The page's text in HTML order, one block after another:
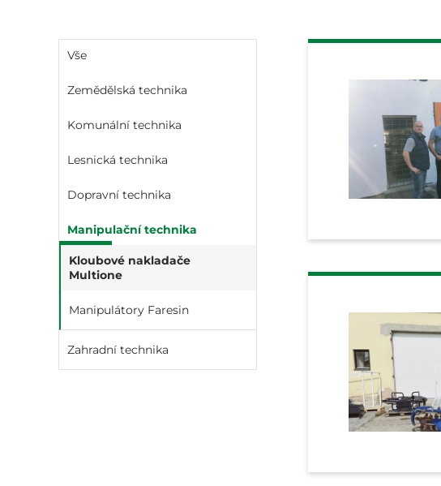
Vše
Zemědělská technika
Komunální technika
Lesnická technika
Dopravní technika
Manipulační technika
Kloubové nakladače
Multione
Manipulátory Faresin
Zahradní technika